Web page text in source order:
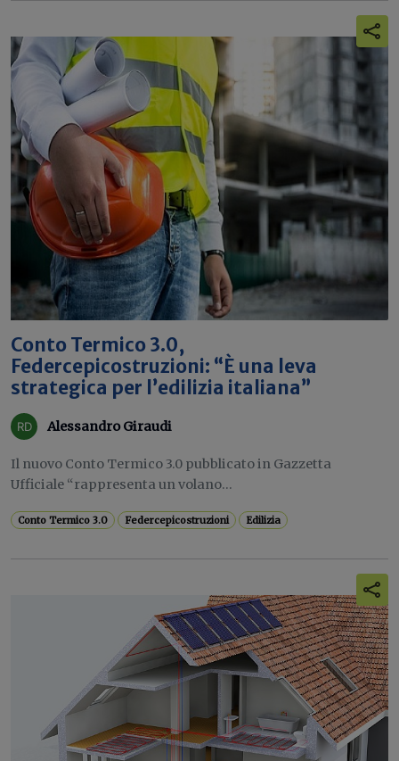
Conto Termico 3.0,
Federcepicostruzioni: “È una leva
strategica per l’edilizia italiana”
Alessandro Giraudi
Il nuovo Conto Termico 3.0 pubblicato in Gazzetta
Ufficiale “rappresenta un volano...
Conto Termico 3.0 Federcepicostruzioni Edilizia